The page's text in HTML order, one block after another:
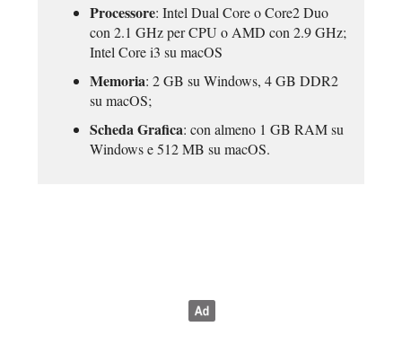
Processore: Intel Dual Core o Core2 Duo
con 2.1 GHz per CPU o AMD con 2.9 GHz;
Intel Core i3 su macOS
Memoria: 2 GB su Windows, 4 GB DDR2
su macOS;
Scheda Grafica: con almeno 1 GB RAM su
Windows e 512 MB su macOS.